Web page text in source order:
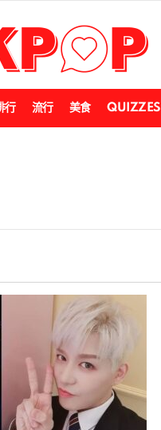
行 流行 美食 QUIZZES